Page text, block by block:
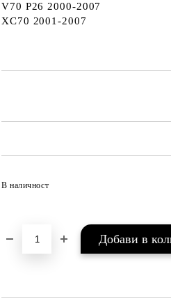
V70 P26 2000-2007
XC70 2001-2007
В наличност